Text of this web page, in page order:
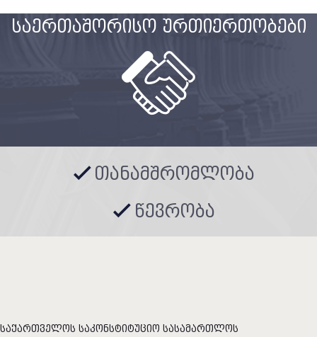
საერთაშორისო ურთიერთობები
თანამშრომლობა
წევრობა
საქართველოს საკონსტიტუციო სასამართლოს